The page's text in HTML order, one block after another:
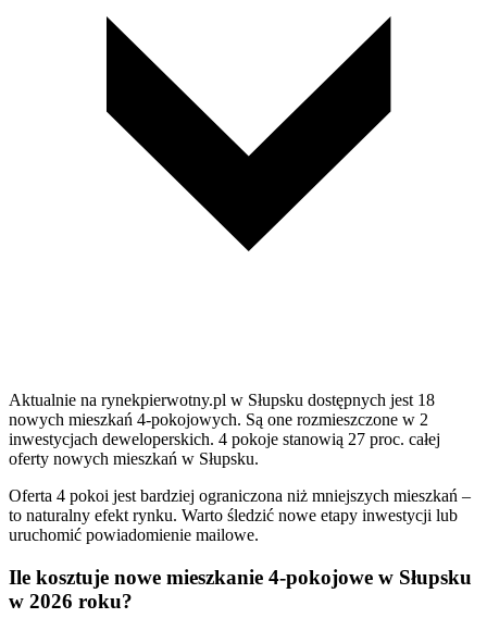
Aktualnie na rynekpierwotny.pl w Słupsku dostępnych jest 18
nowych mieszkań 4-pokojowych. Są one rozmieszczone w 2
inwestycjach deweloperskich. 4 pokoje stanowią 27 proc. całej
oferty nowych mieszkań w Słupsku.
Oferta 4 pokoi jest bardziej ograniczona niż mniejszych mieszkań –
to naturalny efekt rynku. Warto śledzić nowe etapy inwestycji lub
uruchomić powiadomienie mailowe.
Ile kosztuje nowe mieszkanie 4-pokojowe w Słupsku
w 2026 roku?